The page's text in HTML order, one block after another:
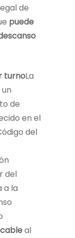
de
puede
turnoLa
de
en el
del
del
a la
al